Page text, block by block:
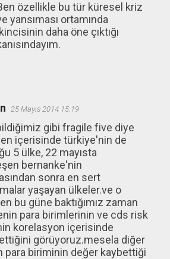
özellikle bu tür küresel kriz
yansıması ortamında
daha öne çıktığı
25 Mayıs 2014 15:19
gibi fragile five diye
içerisinde türkiye'nin de
5 ülke, 22 mayısta
bernanke'nin
sonra en sert
yaşayan ülkeler.ve o
bu güne baktığımız zaman
para birimlerinin ve cds risk
korelasyon içerisinde
görüyoruz.mesela diğer
para biriminin değer kaybettiği